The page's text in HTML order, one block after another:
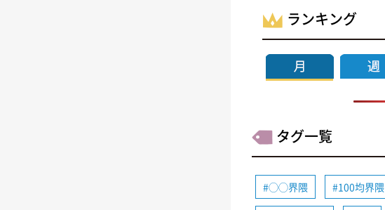
ランキング
タグ一覧
◯◯界隈 100均界隈